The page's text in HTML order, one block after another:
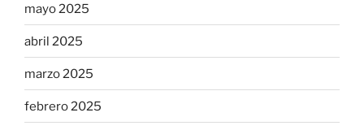
mayo 2025
abril 2025
marzo 2025
febrero 2025